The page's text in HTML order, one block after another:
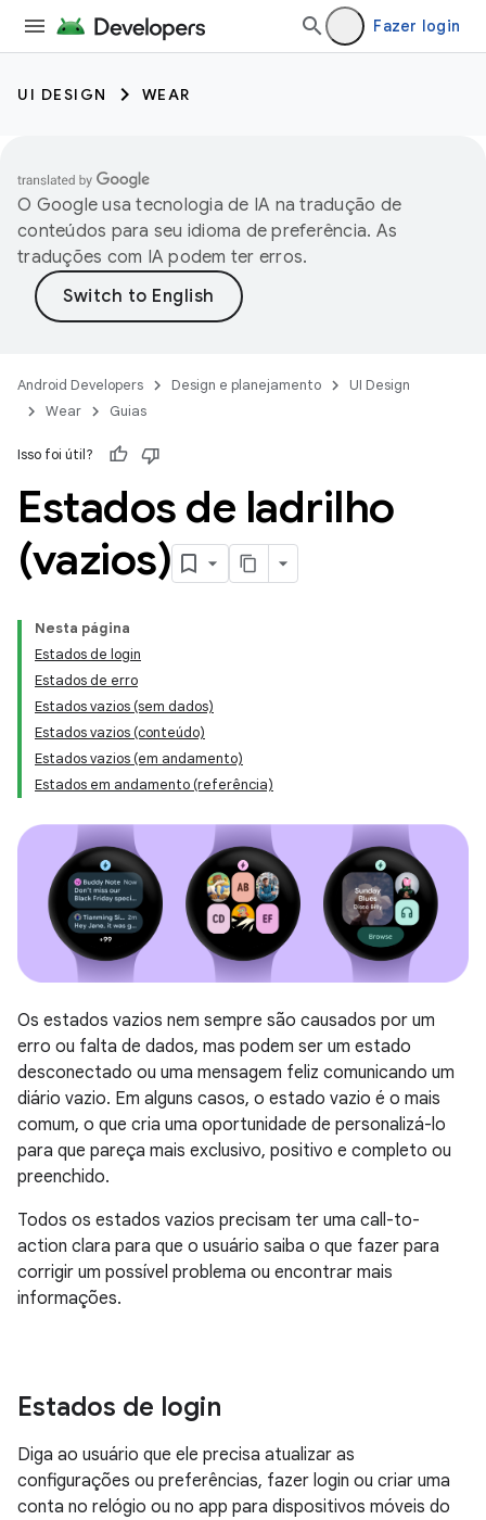
Fazer login
UI DESIGN WEAR
O Google usa tecnologia de IA na tradução de
conteúdos para seu idioma de preferência. As
traduções com IA podem ter erros.
Android Developers Design e planejamento
UI Design
Wear
Guias
Isso foi útil?
Estados de ladrilho
(vazios)
Nesta página
Estados de login
Estados de erro
Estados vazios (sem dados)
Estados vazios (conteúdo)
Estados vazios (em andamento)
Estados em andamento (referência)
Os estados vazios nem sempre são causados por um
erro ou falta de dados, mas podem ser um estado
desconectado ou uma mensagem feliz comunicando um
diário vazio. Em alguns casos, o estado vazio é o mais
comum, o que cria uma oportunidade de personalizá-lo
para que pareça mais exclusivo, positivo e completo ou
preenchido.
Todos os estados vazios precisam ter uma call-to-
action clara para que o usuário saiba o que fazer para
corrigir um possível problema ou encontrar mais
informações.
Estados de login
Diga ao usuário que ele precisa atualizar as
configurações ou preferências, fazer login ou criar uma
conta no relógio ou no app para dispositivos móveis do